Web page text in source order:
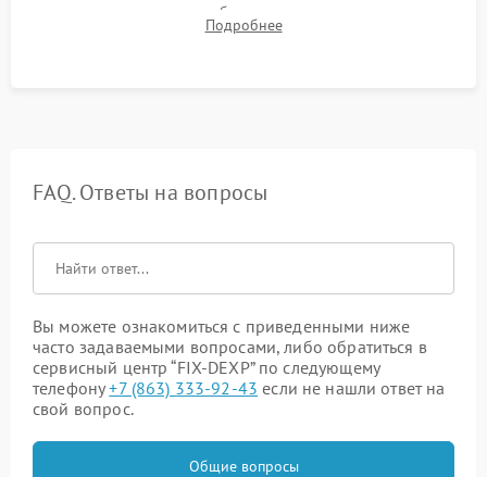
компрессора, отсутствия обмерзания стенок и корректного
срабатывания системы автоматической оттайки.
Подробнее
FAQ. Ответы на вопросы
Вы можете ознакомиться с приведенными ниже
часто задаваемыми вопросами, либо обратиться в
сервисный центр “FIX-DEXP” по следующему
телефону+7 (863) 333-92-43 если не нашли ответ на
свой вопрос.
Общие вопросы